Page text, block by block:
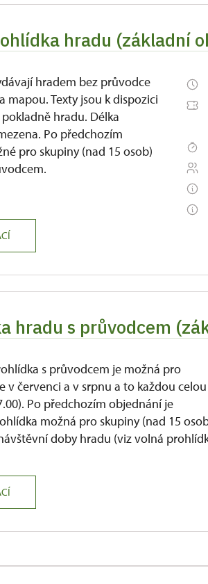
hradu (základní
hradem bez průvodce
mapou. Texty jsou k dispozici
hradu. Délka
Po předchozím
pro skupiny (nad 15 osob)
hradu s průvodcem
s průvodcem je možná pro
v červenci a v srpnu a to každou celou
Po předchozím objednání je
možná pro skupiny (nad 15
doby hradu (viz volná